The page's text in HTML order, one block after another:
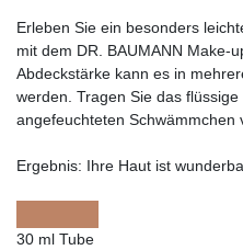
Erleben Sie ein besonders
mit dem DR. BAUMANN Make-
Abdeckstärke kann es in
werden. Tragen Sie das
angefeuchteten Schwämmchen
Ergebnis: Ihre Haut ist
30 ml Tube